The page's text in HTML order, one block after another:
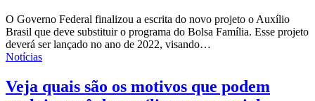
O Governo Federal finalizou a escrita do novo projeto o Auxílio
Brasil que deve substituir o programa do Bolsa Família. Esse projeto
deverá ser lançado no ano de 2022, visando…
Notícias
Veja quais são os motivos que podem